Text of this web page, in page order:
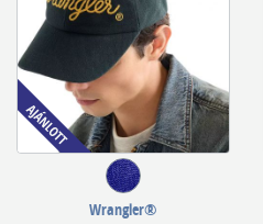
Wrangler®